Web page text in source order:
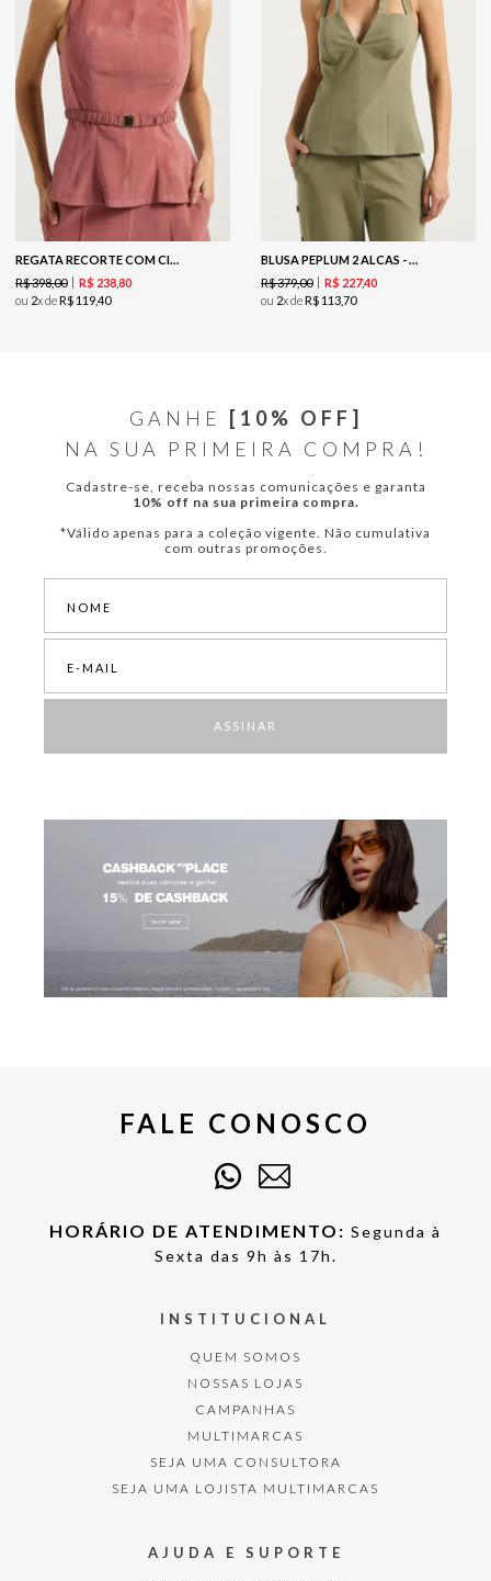
REGATA RECORTE COM CINTO - BALLET
R$398,00 R$ 23880
ou 2x deR$ 11940
BLUSA PEPLUM 2 ALCAS - OLIVA
R$379,00 R$ 227,40
ou 2x deR$ 11370
GANHE
[10% OFF]
NA SUA PRIMEIRA COMPRA!
Cadastre-se, receba nossas comunicações e garanta
10% off na sua primeira compra.
*Válido apenas para a coleção vigente. Não cumulativa
com outras promoções.
ASSINAR
FALE CONOSCO
HORÁRIO DE ATENDIMENTO: Segunda à
Sexta das 9h às 17h.
INSTITUCIONAL
QUEM SOMOS
NOSSAS LOJAS
CAMPANHAS
MULTIMARCAS
SEJA UMA CONSULTORA
SEJA UMA LOJISTA MULTIMARCAS
AJUDA E SUPORTE